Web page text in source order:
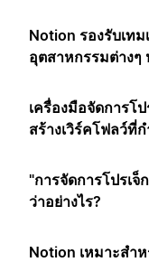
Notion รองรับเท
อุตสาหกรรมต่างๆ
เครื่องมือจัดการโ
สร้างเวิร์คโฟลว์ที่
"การจัดการโปรเ
ว่าอย่างไร?
Notion เหมาะสำ